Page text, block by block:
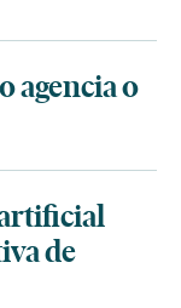
agencia o
de